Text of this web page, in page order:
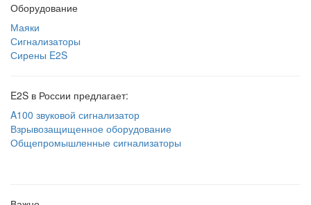
Оборудование
Маяки
Сигнализаторы
Сирены E2S
E2S в России предлагает:
A100 звуковой сигнализатор
Взрывозащищенное оборудование
Общепромышленные сигнализаторы